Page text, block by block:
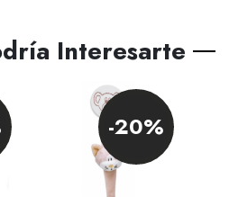
Interesarte
-20%